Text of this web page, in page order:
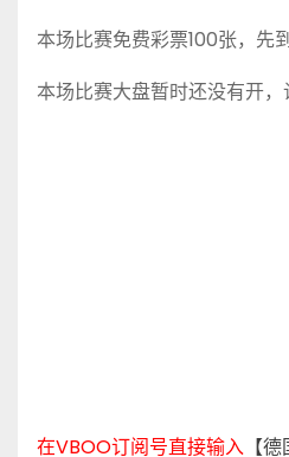
本场比赛免费彩票100张，先
本场比赛大盘暂时还没有开，
在VBOO订阅号直接输入 【